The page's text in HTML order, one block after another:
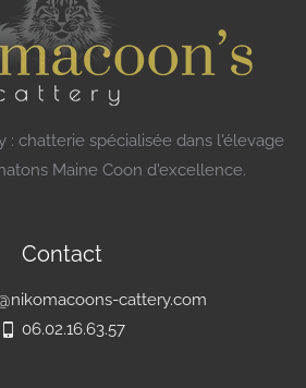
: chatterie spécialisée dans l'élevage
Maine Coon d'excellence.
Contact
cattery.com
06.02.16.63.57